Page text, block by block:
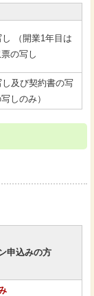
（開業1年目は
の写し
及び契約書の写
しのみ）
申込みの方